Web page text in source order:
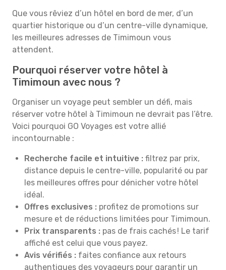
Que vous rêviez d’un hôtel en bord de mer, d’un
quartier historique ou d’un centre-ville dynamique,
les meilleures adresses de Timimoun vous
attendent.
Pourquoi réserver votre hôtel à
Timimoun avec nous ?
Organiser un voyage peut sembler un défi, mais
réserver votre hôtel à Timimoun ne devrait pas l’être.
Voici pourquoi GO Voyages est votre allié
incontournable :
Recherche facile et intuitive : filtrez par prix,
distance depuis le centre-ville, popularité ou par
les meilleures offres pour dénicher votre hôtel
idéal.
Offres exclusives : profitez de promotions sur
mesure et de réductions limitées pour Timimoun.
Prix transparents : pas de frais cachés ! Le tarif
affiché est celui que vous payez.
Avis vérifiés : faites confiance aux retours
authentiques des voyageurs pour garantir un